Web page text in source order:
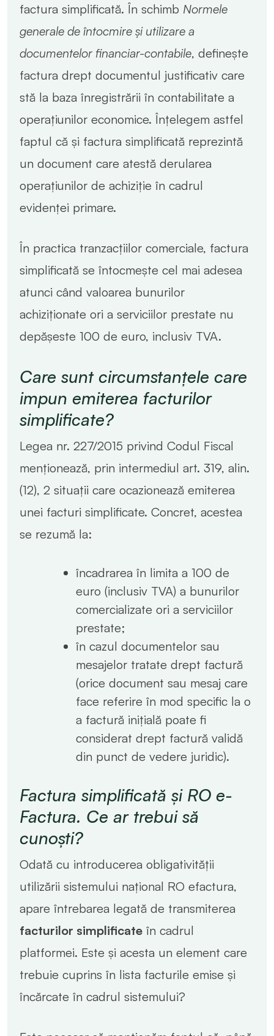
factura simplificată. În schimb Normele
generale de întocmire și utilizare a
documentelor financiar-contabile, definește
factura drept documentul justificativ care
stă la baza înregistrării în contabilitate a
operațiunilor economice. Înțelegem astfel
faptul că și factura simplificată reprezintă
un document care atestă derularea
operațiunilor de achiziție în cadrul
evidenței primare.
În practica tranzacțiilor comerciale, factura
simplificată se întocmește cel mai adesea
atunci când valoarea bunurilor
achiziționate ori a serviciilor prestate nu
depășeste 100 de euro, inclusiv TVA.
Care sunt circumstanțele care
impun emiterea facturilor
simplificate?
Legea nr. 227/2015 privind Codul Fiscal
menționează, prin intermediul art. 319, alin.
(12), 2 situații care ocazionează emiterea
unei facturi simplificate. Concret, acestea
se rezumă la:
încadrarea în limita a 100 de
euro (inclusiv TVA) a bunurilor
comercializate ori a serviciilor
prestate;
în cazul documentelor sau
mesajelor tratate drept factură
(orice document sau mesaj care
face referire în mod specific la o
a factură inițială poate fi
considerat drept factură validă
din punct de vedere juridic).
Factura simplificată și RO e-
Factura. Ce ar trebui să
cunoști?
Odată cu introducerea obligativității
utilizării sistemului național RO efactura,
apare întrebarea legată de transmiterea
facturilor simplificate în cadrul
platformei. Este și acesta un element care
trebuie cuprins în lista facturile emise și
încărcate în cadrul sistemului?